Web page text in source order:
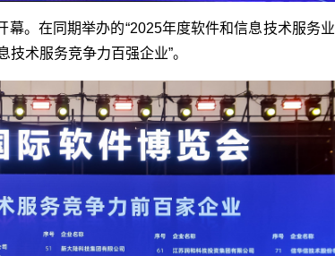
。在同期举办的“2025年度软件和信息技术服务业
术服务竞争力百强企业”。